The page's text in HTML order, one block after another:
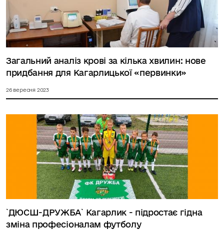
Загальний аналіз крові за кілька хвилин: нове
придбання для Кагарлицької «первинки»
26 вересня 2023
`ДЮСШ-ДРУЖБА` Кагарлик - підростає гідна
зміна професіоналам футболу